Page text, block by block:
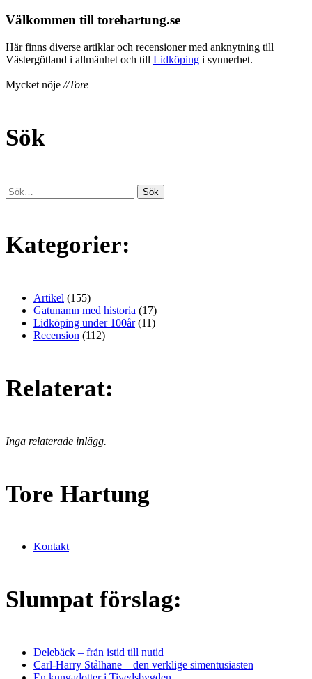
Välkommen till torehartung.se
Här finns diverse artiklar och recensioner med anknytning till
Västergötland i allmänhet och till Lidköping i synnerhet.
Mycket nöje //Tore
Sök
Kategorier:
Artikel (155)
Gatunamn med historia (17)
Lidköping under 100år(11)
Recension (112)
Relaterat:
Inga relaterade inlägg.
Tore Hartung
Kontakt
Slumpat förslag:
Delebäck – från istid till nutid
Carl-Harry Stålhane – den verklige simentusiasten